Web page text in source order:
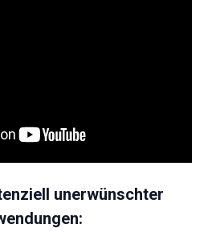
unerwünschter